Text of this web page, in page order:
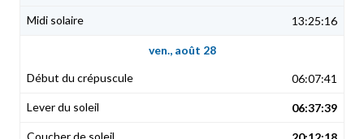
13:25:16
ven., août 28
06:07:41
06:37:39